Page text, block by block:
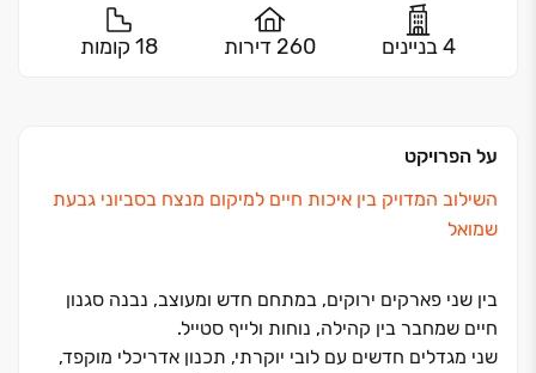
4 בניינים 260 דירות 18 קומות
על הפרויקט
השילוב המדויק בין איכות חיים למיקום מנצח בסביוני גבעת
שמואל
בין שני פארקים ירוקים, במתחם חדש ומעוצב, נבנה סגנון
חיים שמחבר בין קהילה, נוחות ולייף סטייל.
שני מגדלים חדשים עם לובי יוקרתי, תכנון אדריכלי מוקפד,